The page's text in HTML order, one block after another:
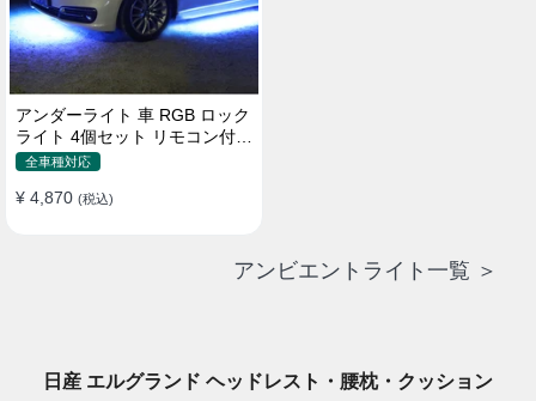
アンダーライト 車 RGB ロック
ライト 4個セット リモコン付き
ボタンスイッチ付き 多機能 車
水 おしゃれ
全車種対応
¥ 4,870 (税込)
アンビエントライト一覧 ＞
日産 エルグランド ヘッドレスト・腰枕・クッション